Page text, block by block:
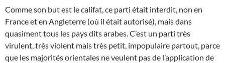
Comme son but est le califat, ce parti était interdit, non en
France et en Angleterre (où il était autorisé), mais dans
quasiment tous les pays dits arabes. C’est un parti très
virulent, très violent mais très petit, impopulaire partout, parce
que les majorités orientales ne veulent pas de l’application de